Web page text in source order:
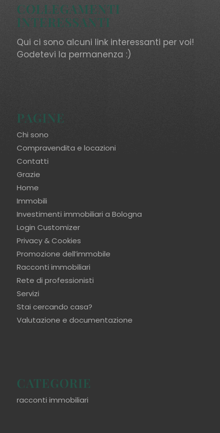
COLLEGAMENTI
INTERESSANTI
Qui ci sono alcuni link interessanti per voi!
Godetevi la permanenza :)
PAGINE
Chi sono
Compravendita e locazioni
Contatti
Grazie
Home
Immobili
Investimenti immobiliari a Bologna
Login Customizer
Privacy & Cookies
Promozione dell’immobile
Racconti immobiliari
Rete di professionisti
Servizi
Stai cercando casa?
Valutazione e documentazione
CATEGORIE
racconti immobiliari